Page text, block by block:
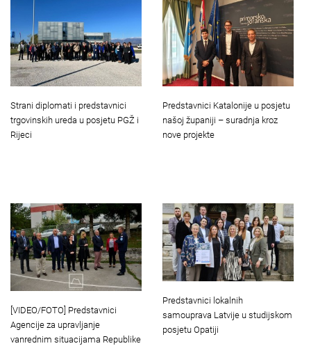
Strani diplomati i predstavnici
trgovinskih ureda u posjetu PGŽ i
Rijeci
Predstavnici Katalonije u posjetu
našoj županiji – suradnja kroz
nove projekte
[VIDEO/FOTO] Predstavnici
Agencije za upravljanje
vanrednim situacijama Republike
Predstavnici lokalnih
samouprava Latvije u studijskom
posjetu Opatiji